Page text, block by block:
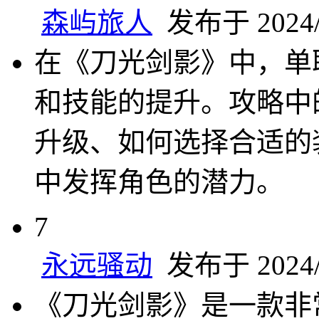
森屿旅人 发布于
在《刀光剑影》中，
和技能的提升。攻略
升级、如何选择合适
中发挥角色的潜力。
7
永远骚动 发布于
《刀光剑影》是一款